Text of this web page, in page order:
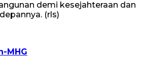
demi kesejahteraan dan
(rls)
MHG